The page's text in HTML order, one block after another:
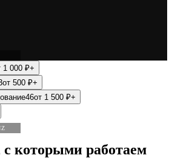
1 000 ₽+
от 500 ₽+
46от 1 500 ₽+
с которыми работаем